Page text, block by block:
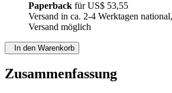
Paperback fürUS$ 53,55
Versand in ca. 2-4 Werktagen
Versand möglich
In den Warenkorb
Zusammenfassung